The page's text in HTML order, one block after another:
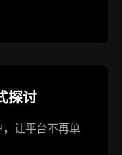
探讨
让平台不再单